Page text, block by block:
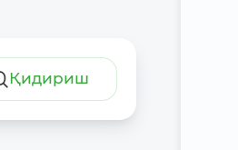
Қидириш